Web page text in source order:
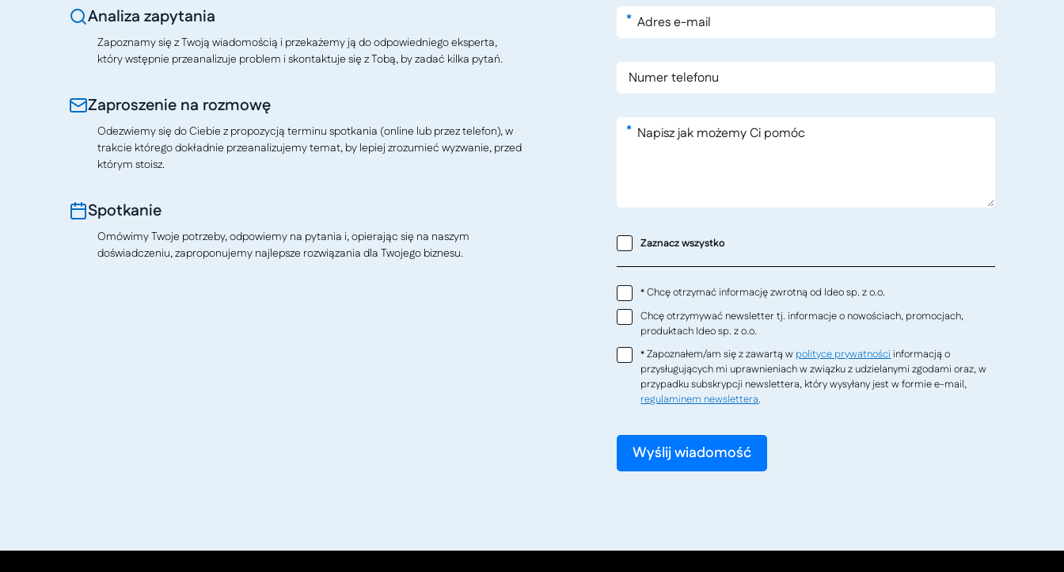
Analiza zapytania
Zapoznamy się z Twoją wiadomością i przekażemy ją do odpowiedniego eksperta,
który wstępnie przeanalizuje problem i skontaktuje się z Tobą, by zadać kilka pytań.
Zaproszenie na rozmowę
Odezwiemy się do Ciebie z propozycją terminu spotkania (online lub przez telefon), w
trakcie którego dokładnie przeanalizujemy temat, by lepiej zrozumieć wyzwanie, przed
którym stoisz.
Spotkanie
Omówimy Twoje potrzeby, odpowiemy na pytania i, opierając się na naszym
doświadczeniu, zaproponujemy najlepsze rozwiązania dla Twojego biznesu.
*
*
Zaznacz wszystko
* Chcę otrzymać informację zwrotną od Ideo sp. z o.o.
Chcę otrzymywać newsletter tj. informacje o nowościach, promocjach,
produktach Ideo sp. z o.o.
* Zapoznałem/am się z zawartą w polityce prywatności informacją o
przysługujących mi uprawnieniach w związku z udzielanymi zgodami oraz, w
przypadku subskrypcji newslettera, który wysyłany jest w formie e-mail,
regulaminem newslettera.